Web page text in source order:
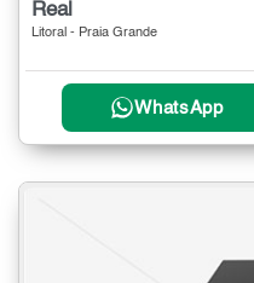
Real
Litoral - Praia Grande
WhatsApp